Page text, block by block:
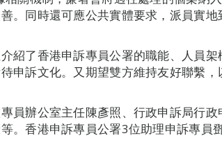
。同時還可應公共實體要求，派員實地
紹了香港申訴專員公署的職能、人員架
申訴文化。又期望雙方維持友好聯繫，
員辦公室主任陳彥照、行政申訴局行
。香港申訴專員公署3位助理申訴專員